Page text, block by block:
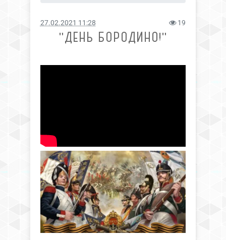
27.02.2021 11:28 19
"ДЕНЬ БОРОДИНО!"